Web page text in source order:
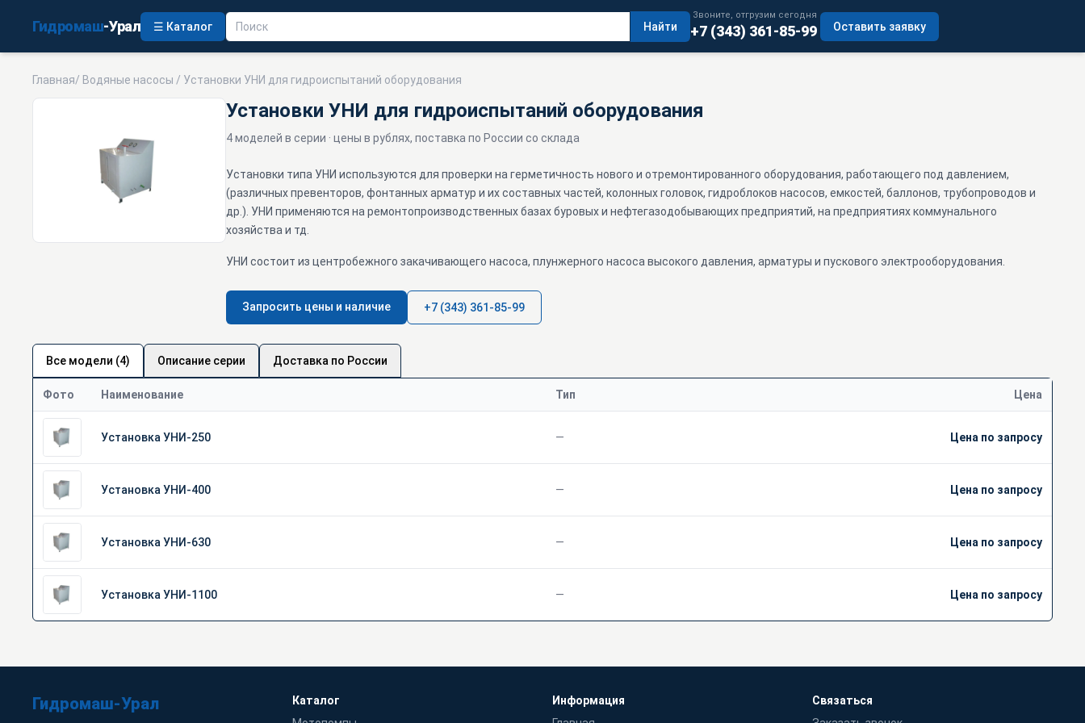
Гидромаш-Урал ☰ Каталог Найти
Звоните, отгрузим сегодня
+7 (343) 361-85-99 Оставить заявку
Главная/ Водяные насосы / Установки УНИ для гидроиспытаний оборудования
Установки УНИ для гидроиспытаний оборудования
4 моделей в серии · цены в рублях, поставка по России со склада
Установки типа УНИ используются для проверки на герметичность нового и отремонтированного оборудования, работающего под давлением,
(различных превенторов, фонтанных арматур и их составных частей, колонных головок, гидроблоков насосов, емкостей, баллонов, трубопроводов и
др.). УНИ применяются на ремонтопроизводственных базах буровых и нефтегазодобывающих предприятий, на предприятиях коммунального
хозяйства и тд.
УНИ состоит из центробежного закачивающего насоса, плунжерного насоса высокого давления, арматуры и пускового электрооборудования.
Запросить цены и наличие +7 (343) 361-85-99
Все модели (4) Описание серии Доставка по России
Фото Наименование Тип Цена
Установка УНИ-250 — Цена по запросу
Установка УНИ-400 — Цена по запросу
Установка УНИ-630 — Цена по запросу
Установка УНИ-1100 — Цена по запросу
Гидромаш-Урал
Каталог
Информация
Связаться